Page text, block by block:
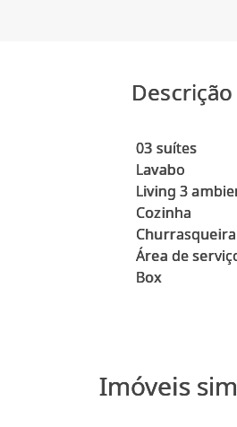
Descrição
03 suítes
Lavabo
Living 3
Cozinha
Churrasqueira
Área de
Box
Imóveis